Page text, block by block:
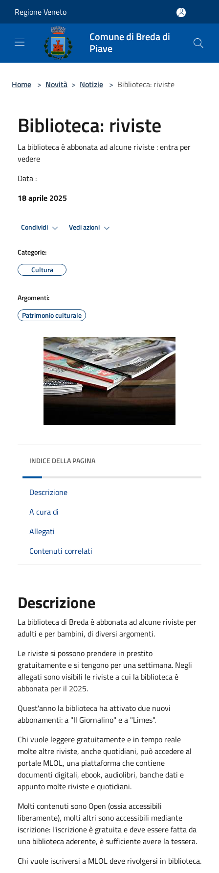
Regione Veneto
Comune di Breda di
Piave
Home > Novità > Notizie > Biblioteca: riviste
Biblioteca: riviste
La biblioteca è abbonata ad alcune riviste : entra per
vedere
Data :
18 aprile 2025
Condividi Vedi azioni
Categorie:
Cultura
Argomenti:
Patrimonio culturale
INDICE DELLA PAGINA
Descrizione
A cura di
Allegati
Contenuti correlati
Descrizione
La biblioteca di Breda è abbonata ad alcune riviste per
adulti e per bambini, di diversi argomenti.
Le riviste si possono prendere in prestito
gratuitamente e si tengono per una settimana. Negli
allegati sono visibili le riviste a cui la biblioteca è
abbonata per il 2025.
Quest'anno la biblioteca ha attivato due nuovi
abbonamenti: a "Il Giornalino" e a "Limes".
Chi vuole leggere gratuitamente e in tempo reale
molte altre riviste, anche quotidiani, può accedere al
portale MLOL, una piattaforma che contiene
documenti digitali, ebook, audiolibri, banche dati e
appunto molte riviste e quotidiani.
Molti contenuti sono Open (ossia accessibili
liberamente), molti altri sono accessibili mediante
iscrizione: l'iscrizione è gratuita e deve essere fatta da
una biblioteca aderente, è sufficiente avere la tessera.
Chi vuole iscriversi a MLOL deve rivolgersi in biblioteca.